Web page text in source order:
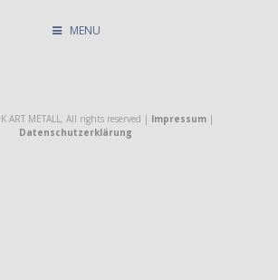
MENU
ART METALL, All rights reserved | Impressum |
Datenschutzerklärung